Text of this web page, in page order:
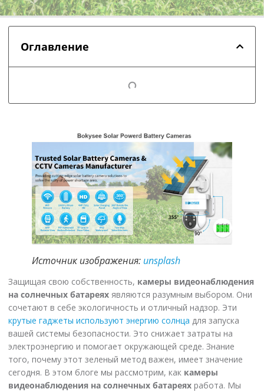
Оглавление
Источник изображения: unsplash
Защищая свою собственность, камеры видеонаблюдения
на солнечных батареях являются разумным выбором. Они
сочетают в себе экологичность и отличный надзор. Эти
крутые гаджеты используют энергию солнца для запуска
вашей системы безопасности. Это снижает затраты на
электроэнергию и помогает окружающей среде. Знание
того, почему этот зеленый метод важен, имеет значение
сегодня. В этом блоге мы рассмотрим, как камеры
видеонаблюдения на солнечных батареях работа. Мы